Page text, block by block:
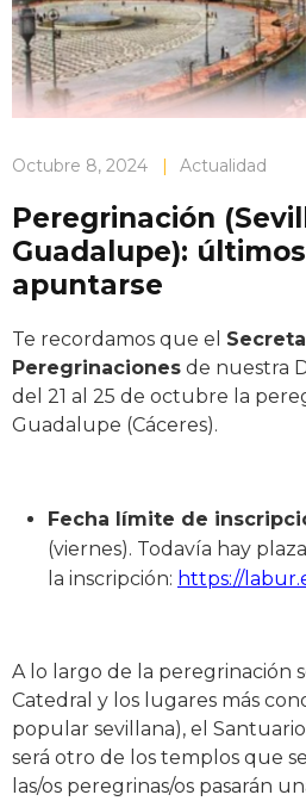
Octubre 8, 2024 | Actualidad
Peregrinación
Guadalupe):
apuntarse
Te recordamos que el
Peregrinaciones de nuestra
del 21 al 25 de octubre la
Guadalupe (Cáceres).
Fecha límite de
(viernes). Todavía hay
la inscripción: https://
A lo largo de la peregrinación
Catedral y los lugares más
popular sevillana), el
será otro de los templos que
las/os peregrinas/os pasarán